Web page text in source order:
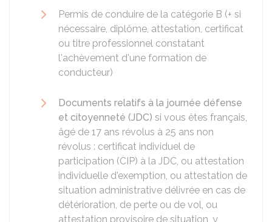
Permis de conduire de la catégorie B (+ si
nécessaire, diplôme, attestation, certificat
ou titre professionnel constatant
l'achèvement d'une formation de
conducteur)
Documents relatifs à la journée défense
et citoyenneté (JDC) si vous êtes français,
âgé de 17 ans révolus à 25 ans non
révolus : certificat individuel de
participation (CIP) à la JDC, ou attestation
individuelle d'exemption, ou attestation de
situation administrative délivrée en cas de
détérioration, de perte ou de vol, ou
attestation provisoire de situation, y